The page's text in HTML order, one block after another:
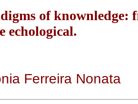
of knownledge:
echological.
Ferreira Nonata